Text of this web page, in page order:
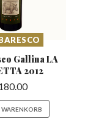
GallinaLA
2012